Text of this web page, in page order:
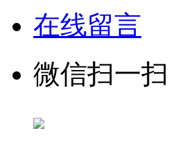
在线留言
微信扫一扫